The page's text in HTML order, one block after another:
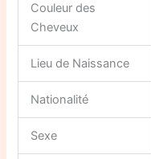
Couleur des
Cheveux
Lieu de Naissance
Nationalité
Sexe